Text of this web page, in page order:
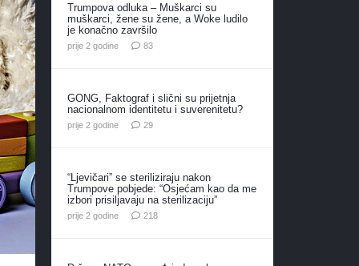
Trumpova odluka – Muškarci su
muškarci, žene su žene, a Woke ludilo
je konačno završilo
prije 2 godine 83komentara
GONG, Faktograf i slični su prijetnja
nacionalnom identitetu i suverenitetu?
prije 2 godine 29komentara
“Ljevičari” se steriliziraju nakon
Trumpove pobjede: “Osjećam kao da me
izbori prisiljavaju na sterilizaciju”
prije 2 godine 218komentara